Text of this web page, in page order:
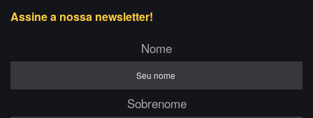
Assine a nossa newsletter!
Nome
Sobrenome